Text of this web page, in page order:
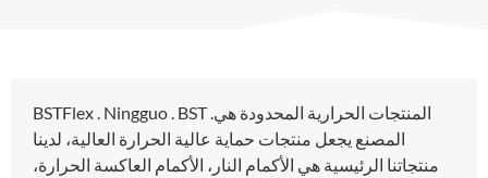
BSTFlex . Ningguo . BST .المنتجات الحرارية المحدودة هي
المصنع يجعل منتجات حماية عالية الحرارة العالية، لدينا
منتجاتنا الرئيسية هي الأكمام النار، الأكمام العاكسة الحرارة،